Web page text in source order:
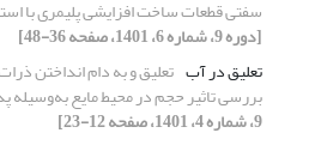
سفتی قطعات ساخت افزایشی پلیمری با
[دوره 9، شماره 6، 1401، صفحه 36-48]
تعلیق در آب تعلیق و به دام انداختن
بررسی تاثیر حجم در محیط مایع به‌وسیله
9، شماره 4، 1401، صفحه 12-23]